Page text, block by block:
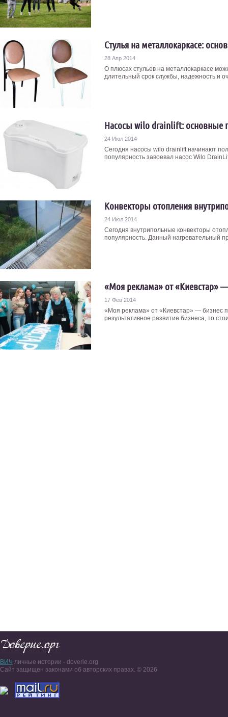
Стулья на металлокаркасе:
28 Апр 2014
О плюсах стульев на металлокаркасе
длительный срок службы, надежность и
Насосы wilo drainlift: основные
24 Июл 2014
Сегодня насосы wilo drainlift начинают
популярность завоевал насос Wilo
Конвекторы отопления
24 Июл 2014
Сегодня внутрипольные конвекторы
популярность. Данный нагревательный
«Моя реклама» от «Киевстар» —
17 Фев 2014
«Моя реклама» от «Киевстар» — бизнес
результативное развитие бизнеса, то
ВИЧ личные истории - doverie.org
Сайт защищен законами об авторских правах. © 2026